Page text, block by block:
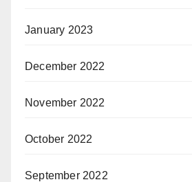
January 2023
December 2022
November 2022
October 2022
September 2022